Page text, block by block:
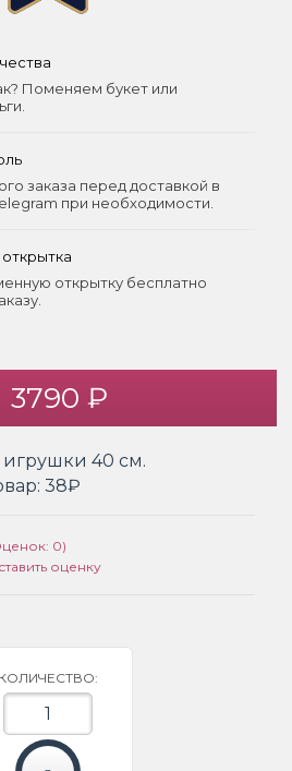
Поменяем букет или
заказа перед доставкой в
при необходимости.
открытку бесплатно
3790 ₽
40 см.
38₽
0)
оценку
КОЛИЧЕСТВО: